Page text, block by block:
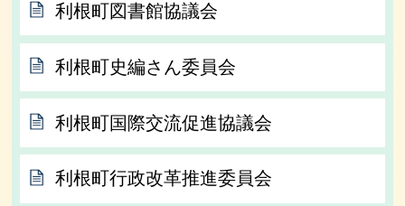
利根町図書館協議会
利根町史編さん委員会
利根町国際交流促進協議会
利根町行政改革推進委員会